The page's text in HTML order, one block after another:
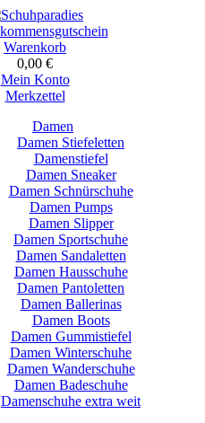
Warenkorb
0,00 €
Mein Konto
Merkzettel
Damen
Damen Stiefeletten
Damenstiefel
Damen Sneaker
Damen Schnürschuhe
Damen Pumps
Damen Slipper
Damen Sportschuhe
Damen Sandaletten
Damen Hausschuhe
Damen Pantoletten
Damen Ballerinas
Damen Boots
Damen Gummistiefel
Damen Winterschuhe
Damen Wanderschuhe
Damen Badeschuhe
Damenschuhe extra weit